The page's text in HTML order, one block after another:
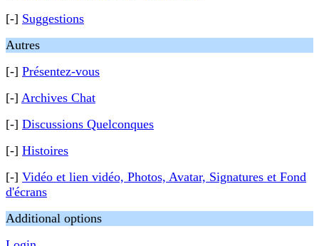
[-] Suggestions
Autres
[-] Présentez-vous
[-] Archives Chat
[-] Discussions Quelconques
[-] Histoires
[-] Vidéo et lien vidéo, Photos, Avatar, Signatures et Fond
d'écrans
Additional options